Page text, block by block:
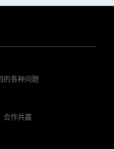
的各种问题
合作共赢